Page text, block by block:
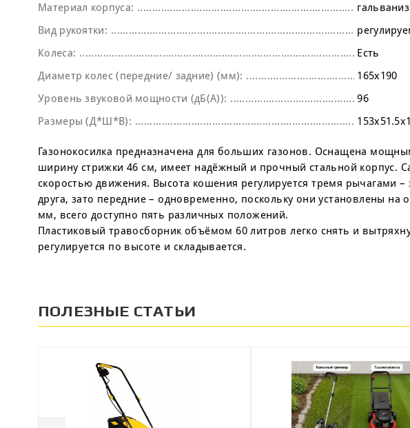
Материал корпуса:
Вид рукоятки:
Колеса:
Есть
Диаметр колес (передние/ задние) (мм):
165х190
Уровень звуковой мощности (дБ(A)):
96
Размеры (Д*Ш*В):
Газонокосилка предназначена для больших газонов. Оснащена
ширину стрижки 46 см, имеет надёжный и прочный стальной корпус.
скоростью движения. Высота кошения регулируется тремя рычагами –
друга, зато передние – одновременно, поскольку они установлены
мм, всего доступно пять различных положений.
Пластиковый травосборник объёмом 60 литров легко снять и
регулируется по высоте и складывается.
ПОЛЕЗНЫЕ СТАТЬИ